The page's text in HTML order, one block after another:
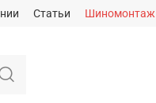
Статьи Шиномонтаж